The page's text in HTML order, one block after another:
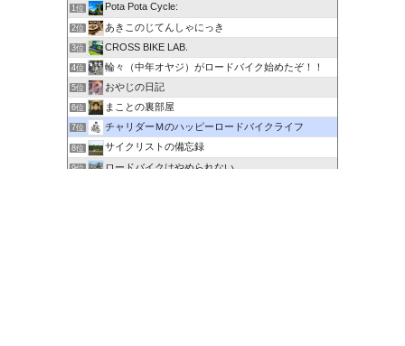
1位 Pota Pota Cycle:
2位 あきこのじてんしゃにっき
3位 CROSS BIKE LAB.
4位 輪々（中年オヤジ）がロードバイク始めたぞ！！
5位 おやじの日記
6位 まことの裏部屋
7位 チャリダーＭのハッピーロードバイクライフ
8位 サイクリストの備忘録
9位 ロードバイクはやめられない